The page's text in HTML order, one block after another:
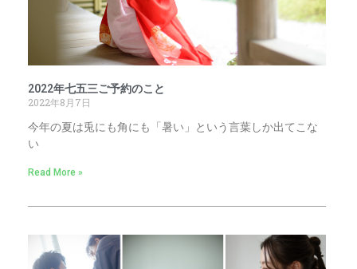
2022年七五三ご予約のこと
2022年8月7日
今年の夏は兎にも角にも「暑い」という言葉しか出てこな
い
Read More »